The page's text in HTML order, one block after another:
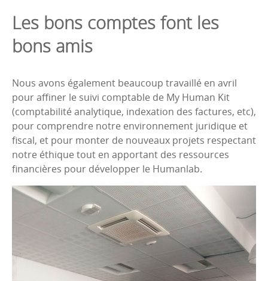
Les bons comptes font les
bons amis
Nous avons également beaucoup travaillé en avril
pour affiner le suivi comptable de My Human Kit
(comptabilité analytique, indexation des factures, etc),
pour comprendre notre environnement juridique et
fiscal, et pour monter de nouveaux projets respectant
notre éthique tout en apportant des ressources
financières pour développer le Humanlab.